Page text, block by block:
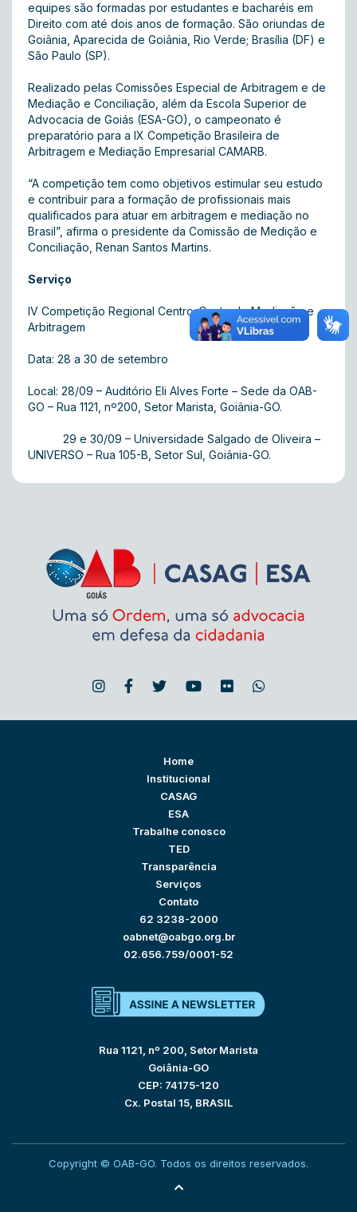
equipes são formadas por estudantes e bacharéis em
Direito com até dois anos de formação. São oriundas de
Goiânia, Aparecida de Goiânia, Rio Verde; Brasília (DF) e
São Paulo (SP).
Realizado pelas Comissões Especial de Arbitragem e de
Mediação e Conciliação, além da Escola Superior de
Advocacia de Goiás (ESA-GO), o campeonato é
preparatório para a IX Competição Brasileira de
Arbitragem e Mediação Empresarial CAMARB.
“A competição tem como objetivos estimular seu estudo
e contribuir para a formação de profissionais mais
qualificados para atuar em arbitragem e mediação no
Brasil”, afirma o presidente da Comissão de Medição e
Conciliação, Renan Santos Martins.
Serviço
IV Competição Regional Centro-Oeste de Mediação e
Arbitragem
Data: 28 a 30 de setembro
Local: 28/09 – Auditório Eli Alves Forte – Sede da OAB-
GO – Rua 1121, nº200, Setor Marista, Goiânia-GO.
29 e 30/09 – Universidade Salgado de Oliveira –
UNIVERSO – Rua 105-B, Setor Sul, Goiânia-GO.
Home
Institucional
CASAG
ESA
Trabalhe conosco
TED
Transparência
Serviços
Contato
62 3238-2000
oabnet@oabgo.org.br
02.656.759/0001-52
Rua 1121, nº 200, Setor Marista
Goiânia-GO
CEP: 74175-120
Cx. Postal 15, BRASIL
Copyright © OAB-GO. Todos os direitos reservados.